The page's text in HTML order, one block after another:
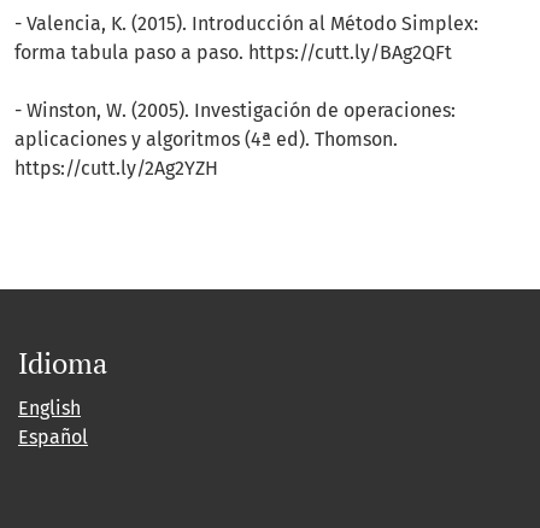
- Valencia, K. (2015). Introducción al Método Simplex:
forma tabula paso a paso. https://cutt.ly/BAg2QFt
- Winston, W. (2005). Investigación de operaciones:
aplicaciones y algoritmos (4ª ed). Thomson.
https://cutt.ly/2Ag2YZH
Idioma
English
Español